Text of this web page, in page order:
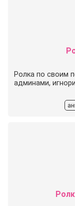
Ролка по своим
админами,